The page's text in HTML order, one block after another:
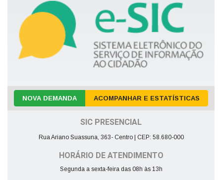
NOVA DEMANDA ACOMPANHAR E ESTATÍSTICAS
SIC PRESENCIAL
Rua Ariano Suassuna, 363- Centro | CEP: 58.680-000
HORÁRIO DE ATENDIMENTO
Segunda a sexta-feira das 08h às 13h